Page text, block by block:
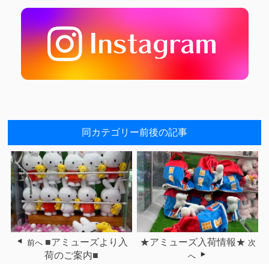
同カテゴリー前後の記事
前へ ■アミューズより入
荷のご案内■
★アミューズ入荷情報★ 次
へ